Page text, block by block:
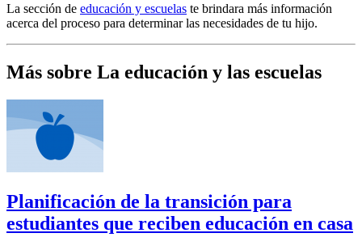
La sección de educación y escuelas te brindara más información
acerca del proceso para determinar las necesidades de tu hijo.
Más sobre La educación y las escuelas
Planificación de la transición para
estudiantes que reciben educación en casa